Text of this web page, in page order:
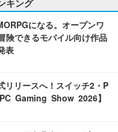
キング
になる。オープンワ
険できるモバイル向け作品
表
リリースへ！スイッチ2・P
Gaming Show 2026】